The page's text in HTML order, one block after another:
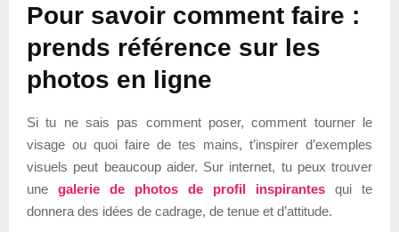
Pour savoir comment faire :
prends référence sur les
photos en ligne
Si tu ne sais pas comment poser, comment tourner le
visage ou quoi faire de tes mains, t’inspirer d’exemples
visuels peut beaucoup aider. Sur internet, tu peux trouver
une galerie de photos de profil inspirantes qui te
donnera des idées de cadrage, de tenue et d’attitude.